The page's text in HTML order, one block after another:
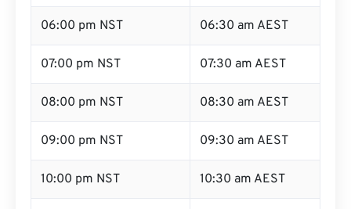
06:00 pm NST 06:30 am AEST
07:00 pm NST 07:30 am AEST
08:00 pm NST 08:30 am AEST
09:00 pm NST 09:30 am AEST
10:00 pm NST 10:30 am AEST